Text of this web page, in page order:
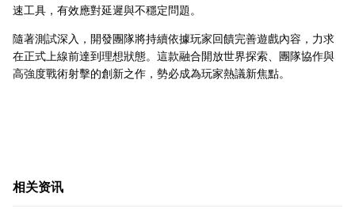
速工具，有效應對延遲與不穩定問題。
隨著測試深入，開發團隊將持續依據玩家回饋完善遊戲內容，力求
在正式上線前達到理想狀態。這款融合開放世界探索、團隊協作與
高強度戰術射擊的創新之作，勢必成為玩家熱議新焦點。
相关资讯